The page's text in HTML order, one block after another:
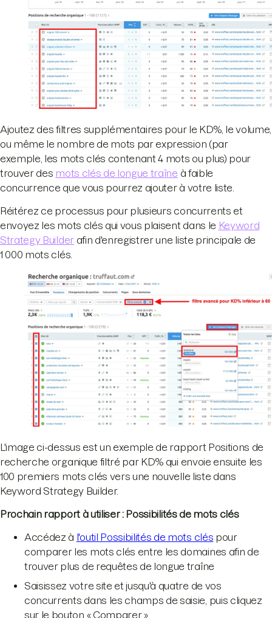
Ajoutez des filtres supplémentaires pour le KD%, le volume,
ou même le nombre de mots par expression (par
exemple, les mots clés contenant 4 mots ou plus) pour
trouver des mots clés de longue traîne à faible
concurrence que vous pourrez ajouter à votre liste.
Réitérez ce processus pour plusieurs concurrents et
envoyez les mots clés qui vous plaisent dans le Keyword
Strategy Builderafin d'enregistrer une liste principale de
1 000 mots clés.
L'image ci-dessus est un exemple de rapport Positions de
recherche organique filtré par KD% qui envoie ensuite les
100 premiers mots clés vers une nouvelle liste dans
Keyword Strategy Builder.
Prochain rapport à utiliser : Possibilités de mots clés
Accédez à l'outil Possibilités de mots clés pour
comparer les mots clés entre les domaines afin de
trouver plus de requêtes de longue traîne
Saisissez votre site et jusqu'à quatre de vos
concurrents dans les champs de saisie, puis cliquez
sur le bouton « Comparer »